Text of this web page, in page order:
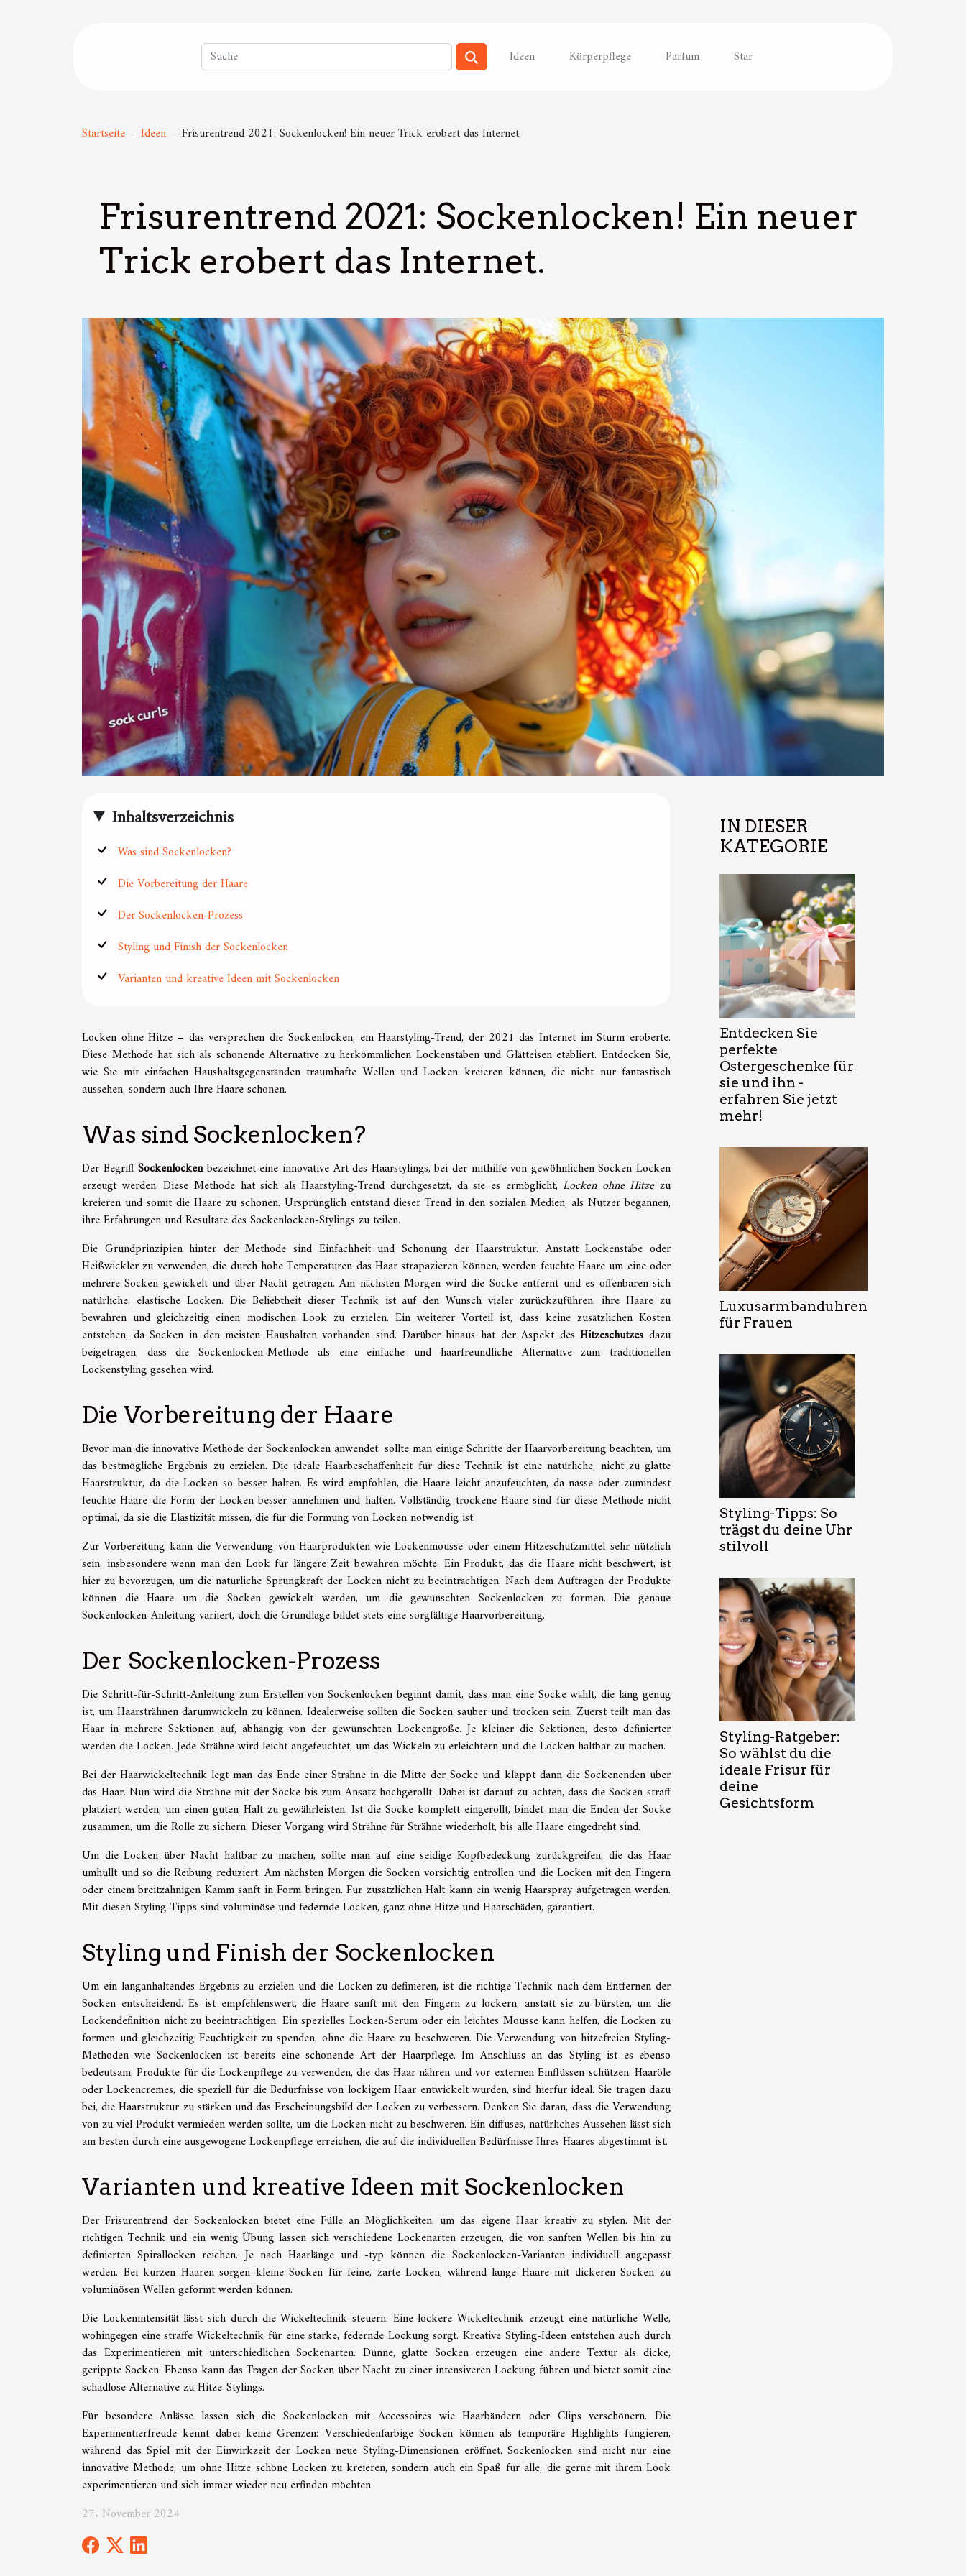
Ideen Körperpflege Parfum Star
Startseite Ideen Frisurentrend 2021: Sockenlocken! Ein neuer Trick erobert das Internet.
Frisurentrend 2021: Sockenlocken! Ein neuer
Trick erobert das Internet.
Inhaltsverzeichnis
Was sind Sockenlocken?
Die Vorbereitung der Haare
Der Sockenlocken-Prozess
Styling und Finish der Sockenlocken
Varianten und kreative Ideen mit Sockenlocken
Locken ohne Hitze – das versprechen die Sockenlocken, ein Haarstyling-Trend, der 2021 das Internet im Sturm eroberte.
Diese Methode hat sich als schonende Alternative zu herkömmlichen Lockenstäben und Glätteisen etabliert. Entdecken Sie,
wie Sie mit einfachen Haushaltsgegenständen traumhafte Wellen und Locken kreieren können, die nicht nur fantastisch
aussehen, sondern auch Ihre Haare schonen.
Was sind Sockenlocken?
Der BegriffSockenlockenbezeichnet eine innovative Art des Haarstylings, bei der mithilfe von gewöhnlichen Socken Locken
erzeugt werden. Diese Methode hat sich als Haarstyling-Trend durchgesetzt, da sie es ermöglicht,Locken ohne Hitzezu
kreieren und somit die Haare zu schonen. Ursprünglich entstand dieser Trend in den sozialen Medien, als Nutzer begannen,
ihre Erfahrungen und Resultate des Sockenlocken-Stylings zu teilen.
Die Grundprinzipien hinter der Methode sind Einfachheit und Schonung der Haarstruktur. Anstatt Lockenstäbe oder
Heißwickler zu verwenden, die durch hohe Temperaturen das Haar strapazieren können, werden feuchte Haare um eine oder
mehrere Socken gewickelt und über Nacht getragen. Am nächsten Morgen wird die Socke entfernt und es offenbaren sich
natürliche, elastische Locken. Die Beliebtheit dieser Technik ist auf den Wunsch vieler zurückzuführen, ihre Haare zu
bewahren und gleichzeitig einen modischen Look zu erzielen. Ein weiterer Vorteil ist, dass keine zusätzlichen Kosten
entstehen, da Socken in den meisten Haushalten vorhanden sind. Darüber hinaus hat der Aspekt desHitzeschutzes dazu
beigetragen, dass die Sockenlocken-Methode als eine einfache und haarfreundliche Alternative zum traditionellen
Lockenstyling gesehen wird.
Die Vorbereitung der Haare
Bevor man die innovative Methode der Sockenlocken anwendet, sollte man einige Schritte der Haarvorbereitung beachten, um
das bestmögliche Ergebnis zu erzielen. Die ideale Haarbeschaffenheit für diese Technik ist eine natürliche, nicht zu glatte
Haarstruktur, da die Locken so besser halten. Es wird empfohlen, die Haare leicht anzufeuchten, da nasse oder zumindest
feuchte Haare die Form der Locken besser annehmen und halten. Vollständig trockene Haare sind für diese Methode nicht
optimal, da sie die Elastizität missen, die für die Formung von Locken notwendig ist.
Zur Vorbereitung kann die Verwendung von Haarprodukten wie Lockenmousse oder einem Hitzeschutzmittel sehr nützlich
sein, insbesondere wenn man den Look für längere Zeit bewahren möchte. Ein Produkt, das die Haare nicht beschwert, ist
hier zu bevorzugen, um die natürliche Sprungkraft der Locken nicht zu beeinträchtigen. Nach dem Auftragen der Produkte
können die Haare um die Socken gewickelt werden, um die gewünschten Sockenlocken zu formen. Die genaue
Sockenlocken-Anleitung variiert, doch die Grundlage bildet stets eine sorgfältige Haarvorbereitung.
Der Sockenlocken-Prozess
Die Schritt-für-Schritt-Anleitung zum Erstellen von Sockenlocken beginnt damit, dass man eine Socke wählt, die lang genug
ist, um Haarsträhnen darumwickeln zu können. Idealerweise sollten die Socken sauber und trocken sein. Zuerst teilt man das
Haar in mehrere Sektionen auf, abhängig von der gewünschten Lockengröße. Je kleiner die Sektionen, desto definierter
werden die Locken. Jede Strähne wird leicht angefeuchtet, um das Wickeln zu erleichtern und die Locken haltbar zu machen.
Bei der Haarwickeltechnik legt man das Ende einer Strähne in die Mitte der Socke und klappt dann die Sockenenden über
das Haar. Nun wird die Strähne mit der Socke bis zum Ansatz hochgerollt. Dabei ist darauf zu achten, dass die Socken straff
platziert werden, um einen guten Halt zu gewährleisten. Ist die Socke komplett eingerollt, bindet man die Enden der Socke
zusammen, um die Rolle zu sichern. Dieser Vorgang wird Strähne für Strähne wiederholt, bis alle Haare eingedreht sind.
Um die Locken über Nacht haltbar zu machen, sollte man auf eine seidige Kopfbedeckung zurückgreifen, die das Haar
umhüllt und so die Reibung reduziert. Am nächsten Morgen die Socken vorsichtig entrollen und die Locken mit den Fingern
oder einem breitzahnigen Kamm sanft in Form bringen. Für zusätzlichen Halt kann ein wenig Haarspray aufgetragen werden.
Mit diesen Styling-Tipps sind voluminöse und federnde Locken, ganz ohne Hitze und Haarschäden, garantiert.
Styling und Finish der Sockenlocken
Um ein langanhaltendes Ergebnis zu erzielen und die Locken zu definieren, ist die richtige Technik nach dem Entfernen der
Socken entscheidend. Es ist empfehlenswert, die Haare sanft mit den Fingern zu lockern, anstatt sie zu bürsten, um die
Lockendefinition nicht zu beeinträchtigen. Ein spezielles Locken-Serum oder ein leichtes Mousse kann helfen, die Locken zu
formen und gleichzeitig Feuchtigkeit zu spenden, ohne die Haare zu beschweren. Die Verwendung von hitzefreien Styling-
Methoden wie Sockenlocken ist bereits eine schonende Art der Haarpflege. Im Anschluss an das Styling ist es ebenso
bedeutsam, Produkte für die Lockenpflege zu verwenden, die das Haar nähren und vor externen Einflüssen schützen. Haaröle
oder Lockencremes, die speziell für die Bedürfnisse von lockigem Haar entwickelt wurden, sind hierfür ideal. Sie tragen dazu
bei, die Haarstruktur zu stärken und das Erscheinungsbild der Locken zu verbessern. Denken Sie daran, dass die Verwendung
von zu viel Produkt vermieden werden sollte, um die Locken nicht zu beschweren. Ein diffuses, natürliches Aussehen lässt sich
am besten durch eine ausgewogene Lockenpflege erreichen, die auf die individuellen Bedürfnisse Ihres Haares abgestimmt ist.
Varianten und kreative Ideen mit Sockenlocken
Der Frisurentrend der Sockenlocken bietet eine Fülle an Möglichkeiten, um das eigene Haar kreativ zu stylen. Mit der
richtigen Technik und ein wenig Übung lassen sich verschiedene Lockenarten erzeugen, die von sanften Wellen bis hin zu
definierten Spirallocken reichen. Je nach Haarlänge und -typ können die Sockenlocken-Varianten individuell angepasst
werden. Bei kurzen Haaren sorgen kleine Socken für feine, zarte Locken, während lange Haare mit dickeren Socken zu
voluminösen Wellen geformt werden können.
Die Lockenintensität lässt sich durch die Wickeltechnik steuern. Eine lockere Wickeltechnik erzeugt eine natürliche Welle,
wohingegen eine straffe Wickeltechnik für eine starke, federnde Lockung sorgt. Kreative Styling-Ideen entstehen auch durch
das Experimentieren mit unterschiedlichen Sockenarten. Dünne, glatte Socken erzeugen eine andere Textur als dicke,
gerippte Socken. Ebenso kann das Tragen der Socken über Nacht zu einer intensiveren Lockung führen und bietet somit eine
schadlose Alternative zu Hitze-Stylings.
Für besondere Anlässe lassen sich die Sockenlocken mit Accessoires wie Haarbändern oder Clips verschönern. Die
Experimentierfreude kennt dabei keine Grenzen: Verschiedenfarbige Socken können als temporäre Highlights fungieren,
während das Spiel mit der Einwirkzeit der Locken neue Styling-Dimensionen eröffnet. Sockenlocken sind nicht nur eine
innovative Methode, um ohne Hitze schöne Locken zu kreieren, sondern auch ein Spaß für alle, die gerne mit ihrem Look
experimentieren und sich immer wieder neu erfinden möchten.
27. November 2024
IN DIESER
KATEGORIE
Entdecken Sie
perfekte
Ostergeschenke für
sie und ihn -
erfahren Sie jetzt
mehr!
Luxusarmbanduhren
für Frauen
Styling-Tipps: So
trägst du deine Uhr
stilvoll
Styling-Ratgeber:
So wählst du die
ideale Frisur für
deine
Gesichtsform